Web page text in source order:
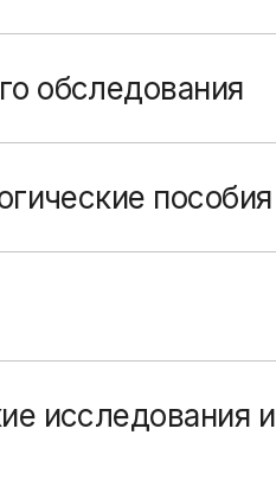
обследования
пособия
исследования и